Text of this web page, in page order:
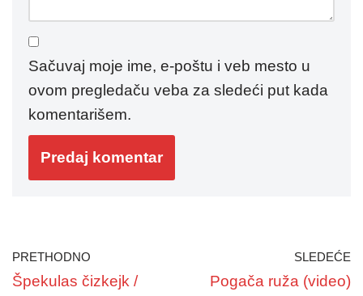
Sačuvaj moje ime, e-poštu i veb mesto u
ovom pregledaču veba za sledeći put kada
komentarišem.
PRETHODNO
Špekulas čizkejk /
SLEDEĆE
Pogača ruža (video)